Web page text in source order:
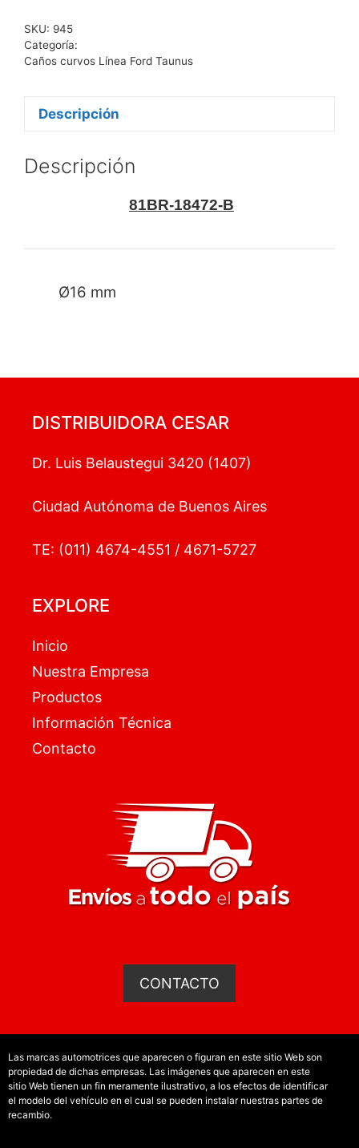
SKU: 945
Categoría:
Caños curvos Línea Ford Taunus
Descripción
Descripción
81BR-18472-B
Ø16 mm
DISTRIBUIDORA CESAR
Dr. Luis Belaustegui 3420 (1407)
Ciudad Autónoma de Buenos Aires
TE: (011) 4674-4551 / 4671-5727
EXPLORE
Inicio
Nuestra Empresa
Productos
Información Técnica
Contacto
CONTACTO
Las marcas automotrices que aparecen o figuran en este sitio Web son
propiedad de dichas empresas. Las imágenes que aparecen en este
sitio Web tienen un fin meramente ilustrativo, a los efectos de identificar
el modelo del vehículo en el cual se pueden instalar nuestras partes de
recambio.